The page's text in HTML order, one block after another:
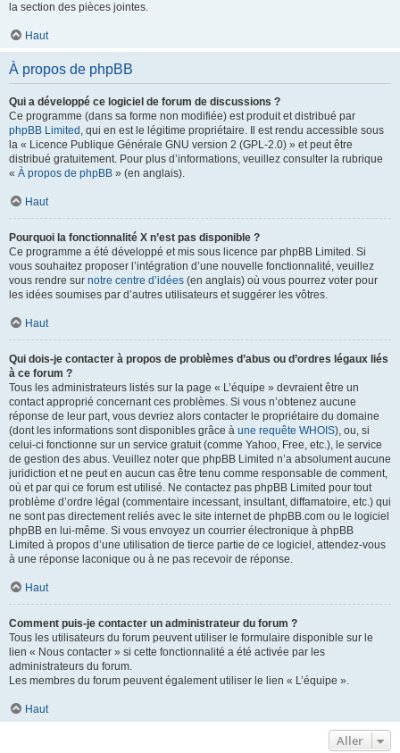
la section des pièces jointes.
Haut
À propos de phpBB
Qui a développé ce logiciel de forum de discussions ?
Ce programme (dans sa forme non modifiée) est produit et distribué par
phpBB Limited , qui en est le légitime propriétaire. Il est rendu accessible sous
la « Licence Publique Générale GNU version 2 (GPL-2.0) » et peut être
distribué gratuitement. Pour plus d’informations, veuillez consulter la rubrique
« À propos de phpBB » (en anglais).
Haut
Pourquoi la fonctionnalité X n’est pas disponible ?
Ce programme a été développé et mis sous licence par phpBB Limited. Si
vous souhaitez proposer l’intégration d’une nouvelle fonctionnalité, veuillez
vous rendre sur notre centre d’idées (en anglais) où vous pourrez voter pour
les idées soumises par d’autres utilisateurs et suggérer les vôtres.
Haut
Qui dois-je contacter à propos de problèmes d’abus ou d’ordres légaux liés
à ce forum ?
Tous les administrateurs listés sur la page « L’équipe » devraient être un
contact approprié concernant ces problèmes. Si vous n’obtenez aucune
réponse de leur part, vous devriez alors contacter le propriétaire du domaine
(dont les informations sont disponibles grâce à une requête WHOIS), ou, si
celui-ci fonctionne sur un service gratuit (comme Yahoo, Free, etc.), le service
de gestion des abus. Veuillez noter que phpBB Limited n’a absolument aucune
juridiction et ne peut en aucun cas être tenu comme responsable de comment,
où et par qui ce forum est utilisé. Ne contactez pas phpBB Limited pour tout
problème d’ordre légal (commentaire incessant, insultant, diffamatoire, etc.) qui
ne sont pas directement reliés avec le site internet de phpBB.com ou le logiciel
phpBB en lui-même. Si vous envoyez un courrier électronique à phpBB
Limited à propos d’une utilisation de tierce partie de ce logiciel, attendez-vous
à une réponse laconique ou à ne pas recevoir de réponse.
Haut
Comment puis-je contacter un administrateur du forum ?
Tous les utilisateurs du forum peuvent utiliser le formulaire disponible sur le
lien « Nous contacter » si cette fonctionnalité a été activée par les
administrateurs du forum.
Les membres du forum peuvent également utiliser le lien « L’équipe ».
Haut
Aller